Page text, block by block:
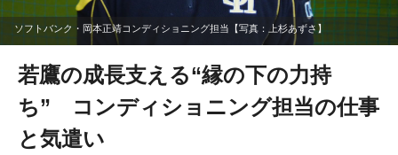
ソフトバンク・岡本正靖コンディショニング担当【写真：上杉あずさ】
若鷹の成長支える“縁の下の力持
ち” コンディショニング担当の仕事
と気遣い